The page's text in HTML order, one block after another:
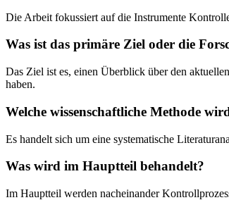
Die Arbeit fokussiert auf die Instrumente
Was ist das primäre Ziel oder die
Das Ziel ist es, einen Überblick über den
haben.
Welche wissenschaftliche Methode
Es handelt sich um eine systematische
Was wird im Hauptteil behandelt?
Im Hauptteil werden nacheinander